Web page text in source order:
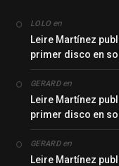
LOLO en
Leire Martínez
primer disco en
GERARDen
Leire Martínez
primer disco en
GERARDen
Leire Martínez